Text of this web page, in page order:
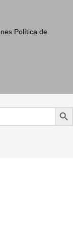
Política de
Botón